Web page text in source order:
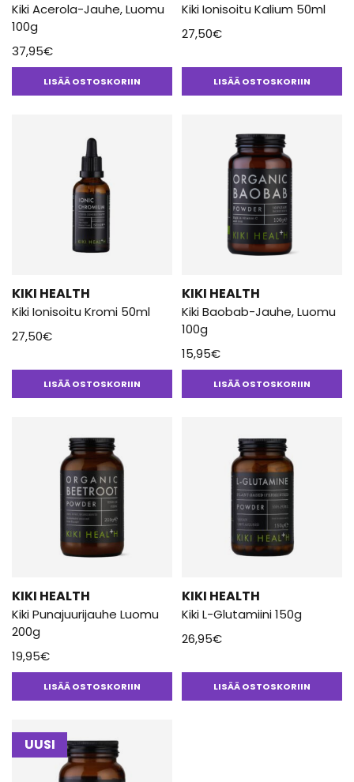
Kiki Acerola-Jauhe, Luomu
100g
37,95€
LISÄÄ OSTOSKORIIN
Kiki Ionisoitu Kalium 50ml
27,50€
LISÄÄ OSTOSKORIIN
KIKI HEALTH
Kiki Ionisoitu Kromi 50ml
27,50€
LISÄÄ OSTOSKORIIN
KIKI HEALTH
Kiki Baobab-Jauhe, Luomu
100g
15,95€
LISÄÄ OSTOSKORIIN
KIKI HEALTH
Kiki Punajuurijauhe Luomu
200g
19,95€
LISÄÄ OSTOSKORIIN
KIKI HEALTH
Kiki L-Glutamiini 150g
26,95€
LISÄÄ OSTOSKORIIN
UUSI